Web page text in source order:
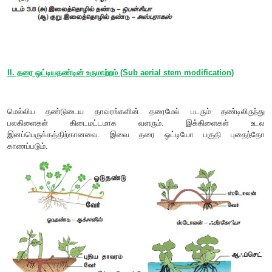
தாவரத்தின் பல்வேறு உறுப்புகளின் உருமாற்றமாகும்.
சிற்றிலைகள் வளைந்த கொக்கியாக உருமாறியுள்ளது.
iv. முள் ஏறுகொடிகள் Thorn climbers
): இவ்வகைத்
உதவியால் ஆதாரத்தைப் பற்றி ஏறுகின்றன. எடுத்துக்காட்டு:
காரிசா.
v. வன்கொடிகள் (Lianas / Woody stem climbers):
காணப்படும் தடித்த, கட்டைத்தன்மையுடைய பல்லாண்டு வாழும்
வன்கொடிகள் என்று பெயர். இவ்வகை
தானாகவே கயிறு போல் சுழன்று காடுகளிலுள்ள மிக உயர்ந்த
சூரிய ஒளி படுவதற்கு ஏதுவாக வளர்கின்றன.
பெங்காலென்சிஸ் (மந்தாரை),
vi. பற்றுக்கம்பிக் கொடிகள் Tendril climbers):